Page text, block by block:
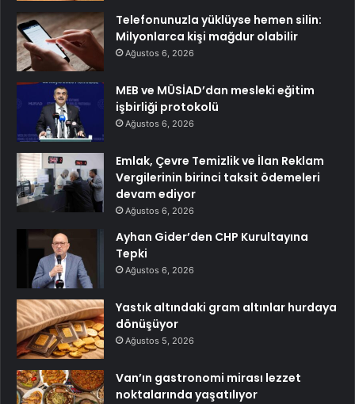
Telefonunuzla yüklüyse hemen silin:
Milyonlarca kişi mağdur olabilir
Ağustos 6, 2026
MEB ve MÜSİAD’dan mesleki eğitim
işbirliği protokolü
Ağustos 6, 2026
Emlak, Çevre Temizlik ve İlan Reklam
Vergilerinin birinci taksit ödemeleri
devam ediyor
Ağustos 6, 2026
Ayhan Gider’den CHP Kurultayına
Tepki
Ağustos 6, 2026
Yastık altındaki gram altınlar hurdaya
dönüşüyor
Ağustos 5, 2026
Van’ın gastronomi mirası lezzet
noktalarında yaşatılıyor